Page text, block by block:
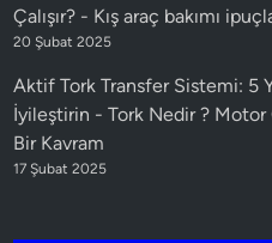
Çalışır? - Kış araç bakımı
20 Şubat 2025
Aktif Tork Transfer Sistemi: 5
İyileştirin -Tork Nedir ?
Bir Kavram
17 Şubat 2025